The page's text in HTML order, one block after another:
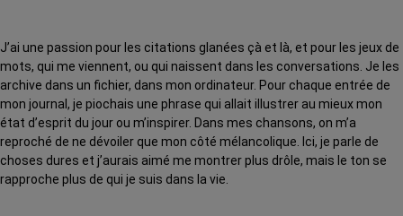
J’ai une passion pour les citations glanées çà et là, et pour les jeux de
mots, qui me viennent, ou qui naissent dans les conversations. Je les
archive dans un fichier, dans mon ordinateur. Pour chaque entrée de
mon journal, je piochais une phrase qui allait illustrer au mieux mon
état d’esprit du jour ou m’inspirer. Dans mes chansons, on m’a
reproché de ne dévoiler que mon côté mélancolique. Ici, je parle de
choses dures et j’aurais aimé me montrer plus drôle, mais le ton se
rapproche plus de qui je suis dans la vie.